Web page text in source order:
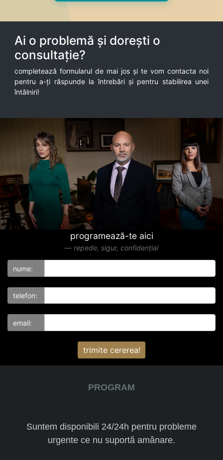
Ai o problemă și dorești o
consultație?
completează formularul de mai jos și te vom contacta noi
pentru a-ți răspunde la întrebări și pentru stabilirea unei
întâlniri!
programează-te aici
repede, sigur, confidențial
nume:
telefon:
email:
trimite cererea!
PROGRAM
Suntem disponibili 24/24h pentru probleme
urgente ce nu suportă amânare.